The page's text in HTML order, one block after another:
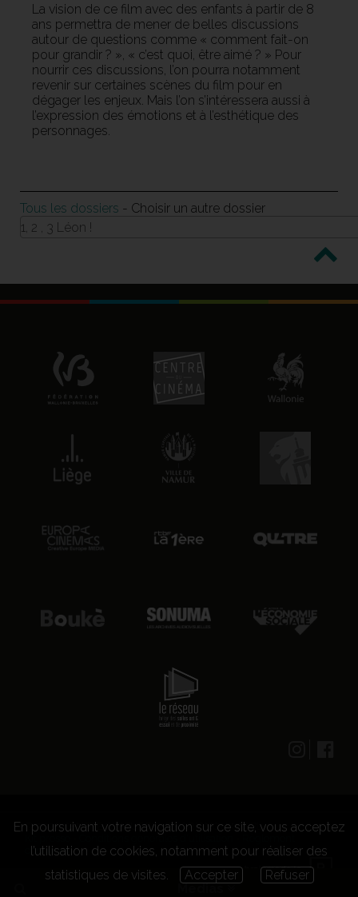
Medias
La vision de ce film avec des enfants à partir de 8
ans permettra de mener de belles discussions
autour de questions comme « comment fait-on
pour grandir ? », « c’est quoi, être aimé ? » Pour
nourrir ces discussions, l’on pourra notamment
revenir sur certaines scènes du film pour en
dégager les enjeux. Mais l’on s’intéressera aussi à
l’expression des émotions et à l’esthétique des
personnages.
Tous les dossiers - Choisir un autre dossier
1, 2 , 3 Léon !
© 2026 CENTRE CULTUREL LES GRIGNOUX ASBL -
Kit presse
Conditions générales d'utilisation
concours
En poursuivant votre navigation sur ce site, vous acceptez
l’utilisation de cookies, notamment pour réaliser des
statistiques de visites.
Accepter Refuser